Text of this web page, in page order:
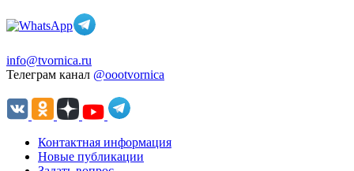
info@tvornica.ru
Телеграм канал @oootvornica
Контактная информация
Новые публикации